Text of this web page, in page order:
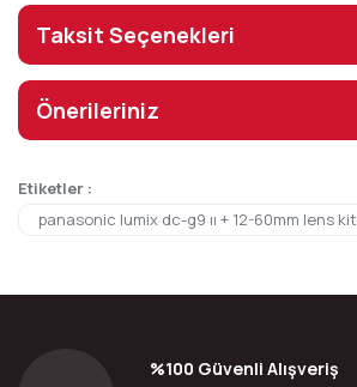
Taksit Seçenekleri
Önerileriniz
Etiketler :
panasonic lumix dc-g9 ıı + 12-60mm lens kit
%100 Güvenli Alışveriş